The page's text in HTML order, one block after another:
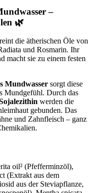
–
🌿
die ätherischen Öle von
und Rosmarin. Ihr
macht sie zu einem festen
Mundwasser sorgt diese
Mundgefühl. Durch das
werden die
gebunden. Das
und Zahnfleisch – ganz
oil² (Pfefferminzöl),
(Extrakt aus dem
aus der Steviapflanze,